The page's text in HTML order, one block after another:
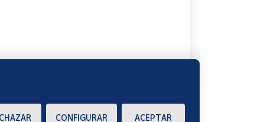
CONFIGURAR
ACEPTAR